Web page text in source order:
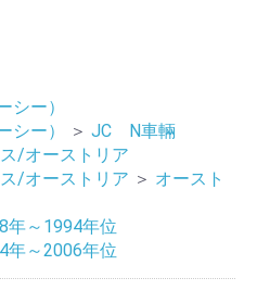
シー）
シー） ＞ JC N車輛
/オーストリア
/オーストリア ＞ オースト
～1994年位
～2006年位